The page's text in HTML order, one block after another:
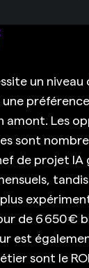
un niveau
une
amont. Les
sont
de projet IA
tandis
de 6 650 €
est
sont le